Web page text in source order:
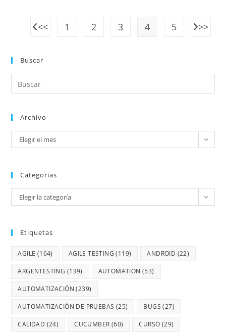
1 2 3 4 5
Buscar
Archivo
Elegir el mes
Categorias
Elegir la categoría
Etiquetas
AGILE (164) AGILE TESTING (119) ANDROID (22)
ARGENTESTING (139) AUTOMATION (53)
AUTOMATIZACIÓN (239)
AUTOMATIZACIÓN DE PRUEBAS (25) BUGS (27)
CALIDAD (24) CUCUMBER (60) CURSO (29)